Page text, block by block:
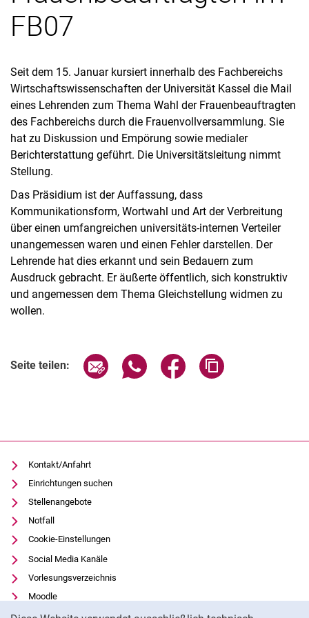
FB07
Seit dem 15. Januar kursiert innerhalb des Fachbereichs
Wirtschaftswissenschaften der Universität Kassel die Mail
eines Lehrenden zum Thema Wahl der Frauenbeauftragten
des Fachbereichs durch die Frauenvollversammlung. Sie
hat zu Diskussion und Empörung sowie medialer
Berichterstattung geführt. Die Universitätsleitung nimmt
Stellung.
Das Präsidium ist der Auffassung, dass
Kommunikationsform, Wortwahl und Art der Verbreitung
über einen umfangreichen universitäts-internen Verteiler
unangemessen waren und einen Fehler darstellen. Der
Lehrende hat dies erkannt und sein Bedauern zum
Ausdruck gebracht. Er äußerte öffentlich, sich konstruktiv
und angemessen dem Thema Gleichstellung widmen zu
wollen.
Seite teilen: Seite über E-Mail teilen
Seite über WhatsApp teilen
Seite über Facebook
Kontakt/Anfahrt
Einrichtungen suchen
Stellenangebote
Notfall
Cookie-Einstellungen
Social Media Kanäle
Vorlesungsverzeichnis
Moodle
Panopto